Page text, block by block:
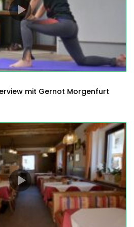
mit Gernot Morgenfurt